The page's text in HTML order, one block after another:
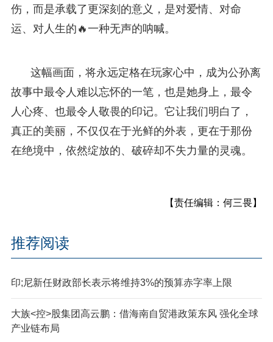
伤，而是承载了更深刻的意义，是对爱情、对命
运、对人生的🔥一种无声的呐喊。
这幅画面，将永远定格在玩家心中，成为公孙离
故事中最令人难以忘怀的一笔，也是她身上，最令
人心疼、也最令人敬畏的印记。它让我们明白了，
真正的美丽，不仅仅在于光鲜的外表，更在于那份
在绝境中，依然绽放的、破碎却不失力量的灵魂。
【责任编辑：何三畏】
推荐阅读
印;尼新任财政部长表示将维持3%的预算赤字率上限
大族<控>股集团高云鹏：借海南自贸港政策东风 强化全球
产业链布局